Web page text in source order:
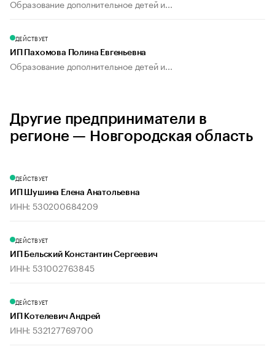
Образование дополнительное детей и...
ДЕЙСТВУЕТ
ИП Пахомова Полина Евгеньевна
Образование дополнительное детей и...
Другие предприниматели в
регионе — Новгородская область
ДЕЙСТВУЕТ
ИП Шушина Елена Анатольевна
ИНН: 530200684209
ДЕЙСТВУЕТ
ИП Бельский Константин Сергеевич
ИНН: 531002763845
ДЕЙСТВУЕТ
ИП Котелевич Андрей
ИНН: 532127769700